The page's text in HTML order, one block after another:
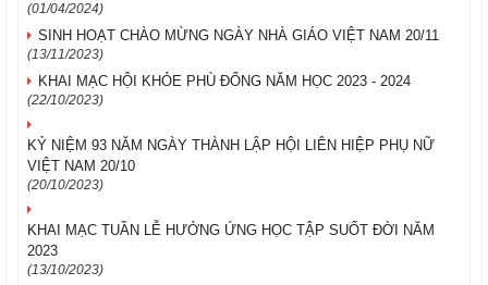
(01/04/2024)
SINH HOẠT CHÀO MỪNG NGÀY NHÀ GIÁO VIỆT NAM 20/11
(13/11/2023)
KHAI MẠC HỘI KHỎE PHÙ ĐỔNG NĂM HỌC 2023 - 2024
(22/10/2023)
KỶ NIỆM 93 NĂM NGÀY THÀNH LẬP HỘI LIÊN HIỆP PHỤ NỮ
VIỆT NAM 20/10
(20/10/2023)
KHAI MẠC TUẦN LỄ HƯỞNG ỨNG HỌC TẬP SUỐT ĐỜI NĂM
2023
(13/10/2023)